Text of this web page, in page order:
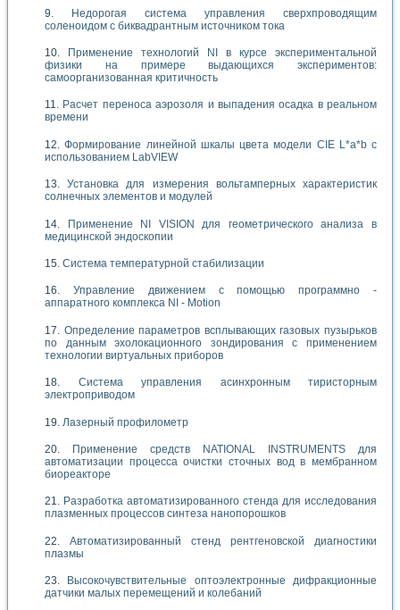
Недорогая система управления сверхпроводящим
соленоидом с биквадрантным источником тока
Применение технологий NI в курсе экспериментальной
физики на примере выдающихся экспериментов:
самоорганизованная критичность
Расчет переноса аэрозоля и выпадения осадка в реальном
времени
Формирование линейной шкалы цвета модели CIE L*a*b с
использованием LabVIEW
Установка для измерения вольтамперных характеристик
солнечных элементов и модулей
Применение NI VISION для геометрического анализа в
медицинской эндоскопии
Система температурной стабилизации
Управление движением с помощью программно -
аппаратного комплекса NI - Motion
Определение параметров всплывающих газовых пузырьков
по данным эхолокационного зондирования с применением
технологии виртуальных приборов
Система управления асинхронным тиристорным
электроприводом
Лазерный профилометр
Применение средств NATIONAL INSTRUMENTS для
автоматизации процесса очистки сточных вод в мембранном
биореакторе
Разработка автоматизированного стенда для исследования
плазменных процессов синтеза нанопорошков
Автоматизированный стенд рентгеновской диагностики
плазмы
Высокочувствительные оптоэлектронные дифракционные
датчики малых перемещений и колебаний